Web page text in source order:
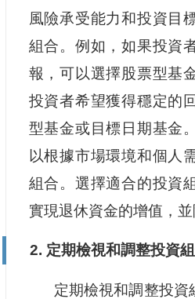
風險承受能力和投資目
組合。例如，如果投資
報，可以選擇股票型基
投資者希望獲得穩定的
型基金或目標日期基金
以根據市場環境和個人
組合。選擇適合的投資
實現退休資金的增值，並
2. 定期檢視和調整投資
定期檢視和調整投